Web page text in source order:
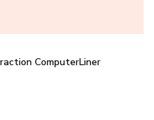
ComputerLiner